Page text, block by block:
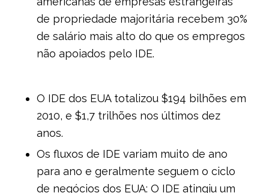
de propriedade majoritária recebem 30%
de salário mais alto do que os empregos
não apoiados pelo IDE.
O IDE dos EUA totalizou $194 bilhões em
2010, e $1,7 trilhões nos últimos dez
anos.
Os fluxos de IDE variam muito de ano
para ano e geralmente seguem o ciclo
de negócios dos EUA: O IDE atingiu um